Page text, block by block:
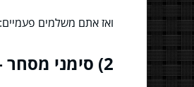
ואז אתם משלמים
2) סימני מסחר – למה שם טוב צריך גם הגנה טובה?